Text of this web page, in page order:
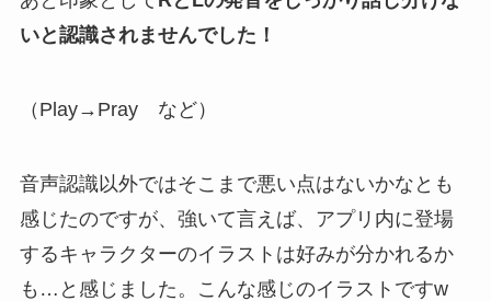
いと認識されませんでした！
（Play→Pray など）
音声認識以外ではそこまで悪い点はないかなとも
感じたのですが、強いて言えば、アプリ内に登場
するキャラクターのイラストは好みが分かれるか
も…と感じました。こんな感じのイラストですw